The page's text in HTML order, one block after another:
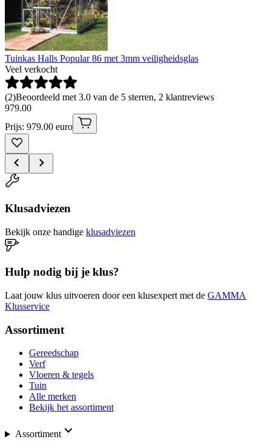
Tuinkas Halls Popular 86 met 3mm veiligheidsglas
Veel verkocht
(2)Beoordeeld met 3.0 van de 5 sterren, 2 klantreviews
979.00
Prijs: 979.00 euro
Klusadviezen
Bekijk onze handige klusadviezen
Hulp nodig bij je klus?
Laat jouw klus uitvoeren door een klusexpert met de GAMMA
Klusservice
Assortiment
Gereedschap
Verf
Vloeren & tegels
Tuin
Alle merken
Bekijk het assortiment
Assortiment